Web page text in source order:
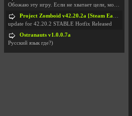
Обожаю эту игру. Если не хватает цели, можно чудо
Project Zomboid v42.20.2a [Steam Early Access]
update for 42.20.2 STABLE Hotfix Released
Ostranauts v1.0.0.7a
Русский язык где?)